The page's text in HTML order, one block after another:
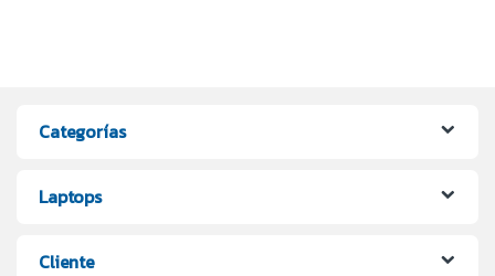
Categorías
Laptops
Cliente